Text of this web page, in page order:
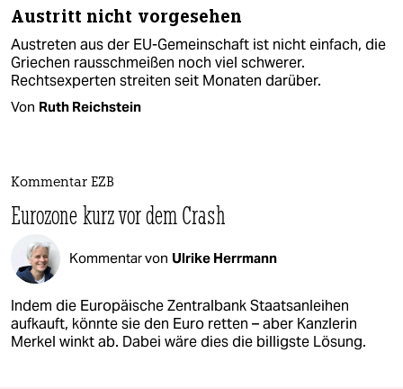
Austritt nicht vorgesehen
Austreten aus der EU-Gemeinschaft ist nicht einfach, die
Griechen rausschmeißen noch viel schwerer.
Rechtsexperten streiten seit Monaten darüber.
Von Ruth Reichstein
Kommentar EZB
Eurozone kurz vor dem Crash
Kommentar von Ulrike Herrmann
Indem die Europäische Zentralbank Staatsanleihen
aufkauft, könnte sie den Euro retten – aber Kanzlerin
Merkel winkt ab. Dabei wäre dies die billigste Lösung.